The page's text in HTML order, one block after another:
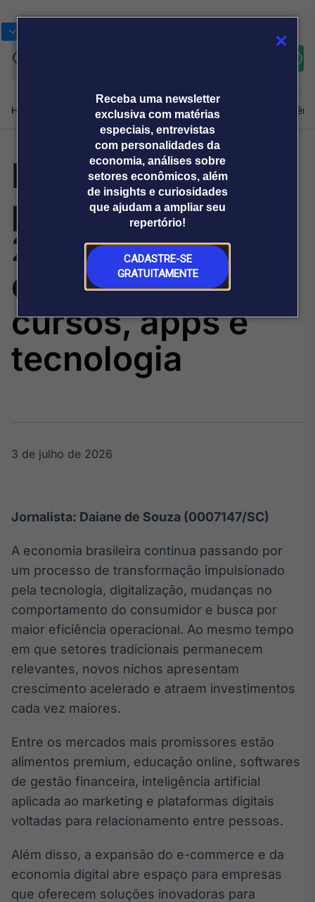
Receba uma newsletter
exclusiva com matérias
especiais, entrevistas
com personalidades da
economia, análises sobre
setores econômicos, além
de insights e curiosidades
que ajudam a ampliar seu
repertório!
CADASTRE-SE
GRATUITAMENTE
Home Produtos e soluçõesNotíciasBlogWeekend
Plataformas
Broadcast
Broadcast+
O mercado
financeiro em
tempo real
Broadcast
Agro
Tudo sobre o
agronegócio
Broadcast
Energia
O setor de
energia elétrica
no Brasil
Broadcast
White Label
Plataforma para
conteúdos
personalizados
Soluções de Dados
Broadcast
OTC
Plataforma para
negociação de
ativos
Broadcast
APIs para
integração de
Sobre nós Releases Broadcast
Prêmio Broadcast
Analistas
Prêmio Broadcast
Empresas
Agências de
comunicação
Releases
Mercados mais
promissores para
2027:
defumados, luxo,
cursos, apps e
tecnologia
3 de julho de 2026
Jornalista: Daiane de Souza (0007147/SC)
A economia brasileira continua passando por
um processo de transformação impulsionado
pela tecnologia, digitalização, mudanças no
comportamento do consumidor e busca por
maior eficiência operacional. Ao mesmo tempo
em que setores tradicionais permanecem
relevantes, novos nichos apresentam
crescimento acelerado e atraem investimentos
cada vez maiores.
Entre os mercados mais promissores estão
alimentos premium, educação online, softwares
de gestão financeira, inteligência artificial
aplicada ao marketing e plataformas digitais
voltadas para relacionamento entre pessoas.
Além disso, a expansão do e-commerce e da
economia digital abre espaço para empresas
que oferecem soluções inovadoras para